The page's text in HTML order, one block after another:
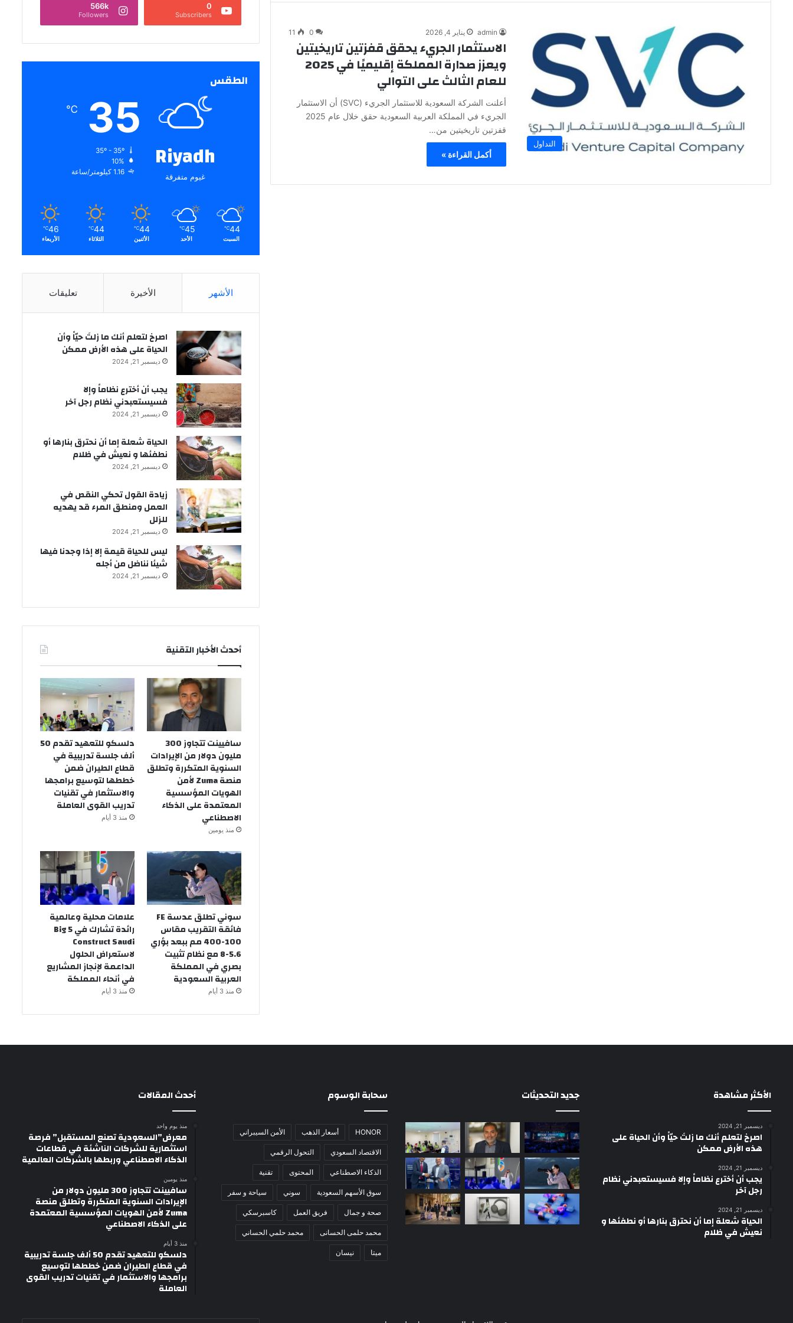
التداول
admin يناير 4, 2026 0
11
الاستثمار الجريء يحقق قفزتين تاريخيتين
ويعزز صدارة المملكة إقليميًا في 2025
للعام الثالث على التوالي
أعلنت الشركة السعودية للاستثمار الجريء (SVC) أن الاستثمار
الجريء في المملكة العربية السعودية حقق خلال عام 2025
قفزتين تاريخيتين من…
أكمل القراءة »
0
Subscribers
566k
Followers
الطقس
Riyadh
غيوم متفرقة
35
℃
10%
1.16 كيلومتر/ساعة
44
℃
السبت
45
℃
الأحد
44
℃
الأثنين
44
℃
الثلاثاء
46
℃
الأربعاء
الأشهر الأخيرة تعليقات
‫اصرخ لتعلم أنك ما زلتَ حيّاً وأن
الحياة على هذه الأرض ممكن
ديسمبر 21, 2024
يجب أن أخترع نظاماً وإلا
فسيستعبدني نظام رجل آخر
ديسمبر 21, 2024
الحياة شعلة إما أن نحترق بنارها أو
نطفئها و نعيش في ظلام
ديسمبر 21, 2024
زيادة القول تحكي النقص في
العمل ومنطق المرء قد يهديه
للزلل
ديسمبر 21, 2024
ليس للحياة قيمة إلا إذا وجدنا فيها
شيئا نناضل من أجله
ديسمبر 21, 2024
أحدث الأخبار التقنية
سافيينت تتجاوز 300
مليون دولار من الإيرادات
السنوية المتكررة وتطلق
منصة Zuma لأمن
الهويات المؤسسية
المعتمدة على الذكاء
الاصطناعي
منذ يومين
دلسكو للتعهيد تقدم 50
ألف جلسة تدريبية في
قطاع الطيران ضمن
خططها لتوسيع برامجها
والاستثمار في تقنيات
تدريب القوى العاملة
منذ 3 أيام
سوني تطلق عدسة FE
فائقة التقريب مقاس
100-400 مم ببعد بؤري
5.6-8 مع نظام تثبيت
بصري في المملكة
العربية السعودية
منذ 3 أيام
علامات محلية وعالمية
رائدة تشارك في Big 5
Construct Saudi
لاستعراض الحلول
الداعمة لإنجاز المشاريع
في أنحاء المملكة
منذ 3 أيام
الأكثر مشاهدة
ديسمبر 21, 2024
‫اصرخ لتعلم أنك ما زلتَ حيّاً وأن الحياة على
هذه الأرض ممكن
ديسمبر 21, 2024
يجب أن أخترع نظاماً وإلا فسيستعبدني نظام
رجل آخر
ديسمبر 21, 2024
الحياة شعلة إما أن نحترق بنارها أو نطفئها و
نعيش في ظلام
جديد التحديثات سحابة الوسوم
HONOR أسعار الذهب الأمن السيبراني
الاقتصاد السعودي التحول الرقمي
الذكاء الاصطناعي المحتوى تقنية
سوق الأسهم السعودية سوني سياحة و سفر
صحة و جمال فريق العمل كاسبرسكي
محمد حلمى الحسانى محمد حلمي الحساني
ميتا نيسان
أحدث المقالات
منذ يوم واحد
معرض”السعودية تصنع المستقبل” فرصة
استثمارية للشركات الناشئة في قطاعات
الذكاء الاصطناعي وربطها بالشركات العالمية
منذ يومين
سافيينت تتجاوز 300 مليون دولار من
الإيرادات السنوية المتكررة وتطلق منصة
Zuma لأمن الهويات المؤسسية المعتمدة
على الذكاء الاصطناعي
منذ 3 أيام
دلسكو للتعهيد تقدم 50 ألف جلسة تدريبية
في قطاع الطيران ضمن خططها لتوسيع
برامجها والاستثمار في تقنيات تدريب القوى
العاملة